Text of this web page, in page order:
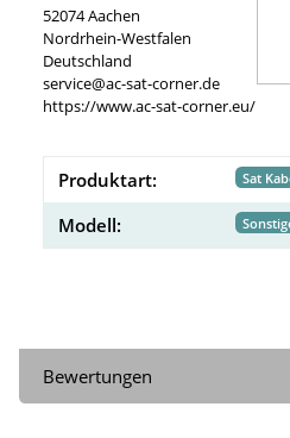
52074 Aachen
Nordrhein-Westfalen
Deutschland
service@ac-sat-corner.de
https://www.ac-sat-corner.eu/
Produktart: Sat
Modell:
Bewertungen